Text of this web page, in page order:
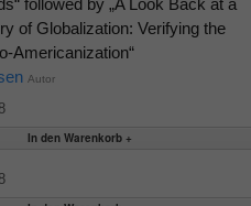
followed by „A Look Back at a
of Globalization: Verifying the
Americanization“
Autor